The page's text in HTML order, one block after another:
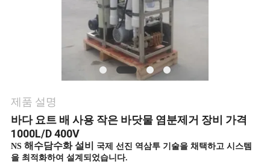
뉴
스
제품 설명
바다 요트 배 사용 작은 바닷물 염분제거 장비 가격
1000L/D 400V
NS 해수담수화 설비
국제 선진 역삼투 기술을 채택하고 시스템
을 최적화하여 설계되었습니다.